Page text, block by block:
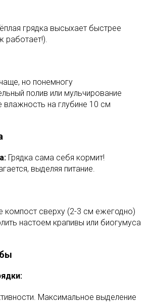
грядка высыхает быстрее
работает!).
но понемногу
полив или мульчирование
влажность на глубине 10 см
Грядка сама себя кормит!
выделяя питание.
компост сверху (2-3 см ежегодно)
настоем крапивы или биогумуса
Максимальное выделение